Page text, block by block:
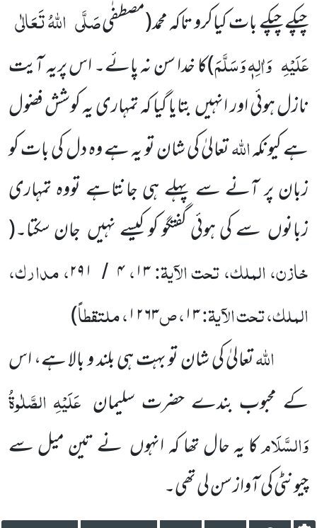
چپکے چپکے بات کیاکرو تاکہ محمد(مصطفٰیصَلَّی اللّٰہُ تَعَالٰی
عَلَیْہِ وَاٰلِہٖ وَسَلَّمَ)کا خدا سن نہ پائے۔ اس پریہ آیت
نازل ہوئی اور انہیں بتایا گیا کہ تمہاری یہ کوشش فضول
ہے کیونکہاللّٰہتعالیٰ کی شان تو یہ ہے وہ دل کی بات کو
زبان پر آنے سے پہلے ہی جانتاہے تووہ تمہاری
زبانوں سے کی ہوئی گفتگو کو کیسے نہیں جان سکتا۔(
خازن، الملک، تحت الآیۃ:۱۳،۴ / ۲۹۱، مدارک،
الملک، تحت الآیۃ:۱۳، ص۱۲۶۳، ملتقطاً)
اللّٰہتعالیٰ کی شان تو بہت ہی بلند و بالا ہے، اس
کے محبوب بندے حضرت سلیمان عَلَیْہِ الصَّلٰوۃُ
وَالسَّلَامکا یہ حال تھا کہ انہوں نے تین میل سے
چیونٹی کی آواز سن لی تھی۔